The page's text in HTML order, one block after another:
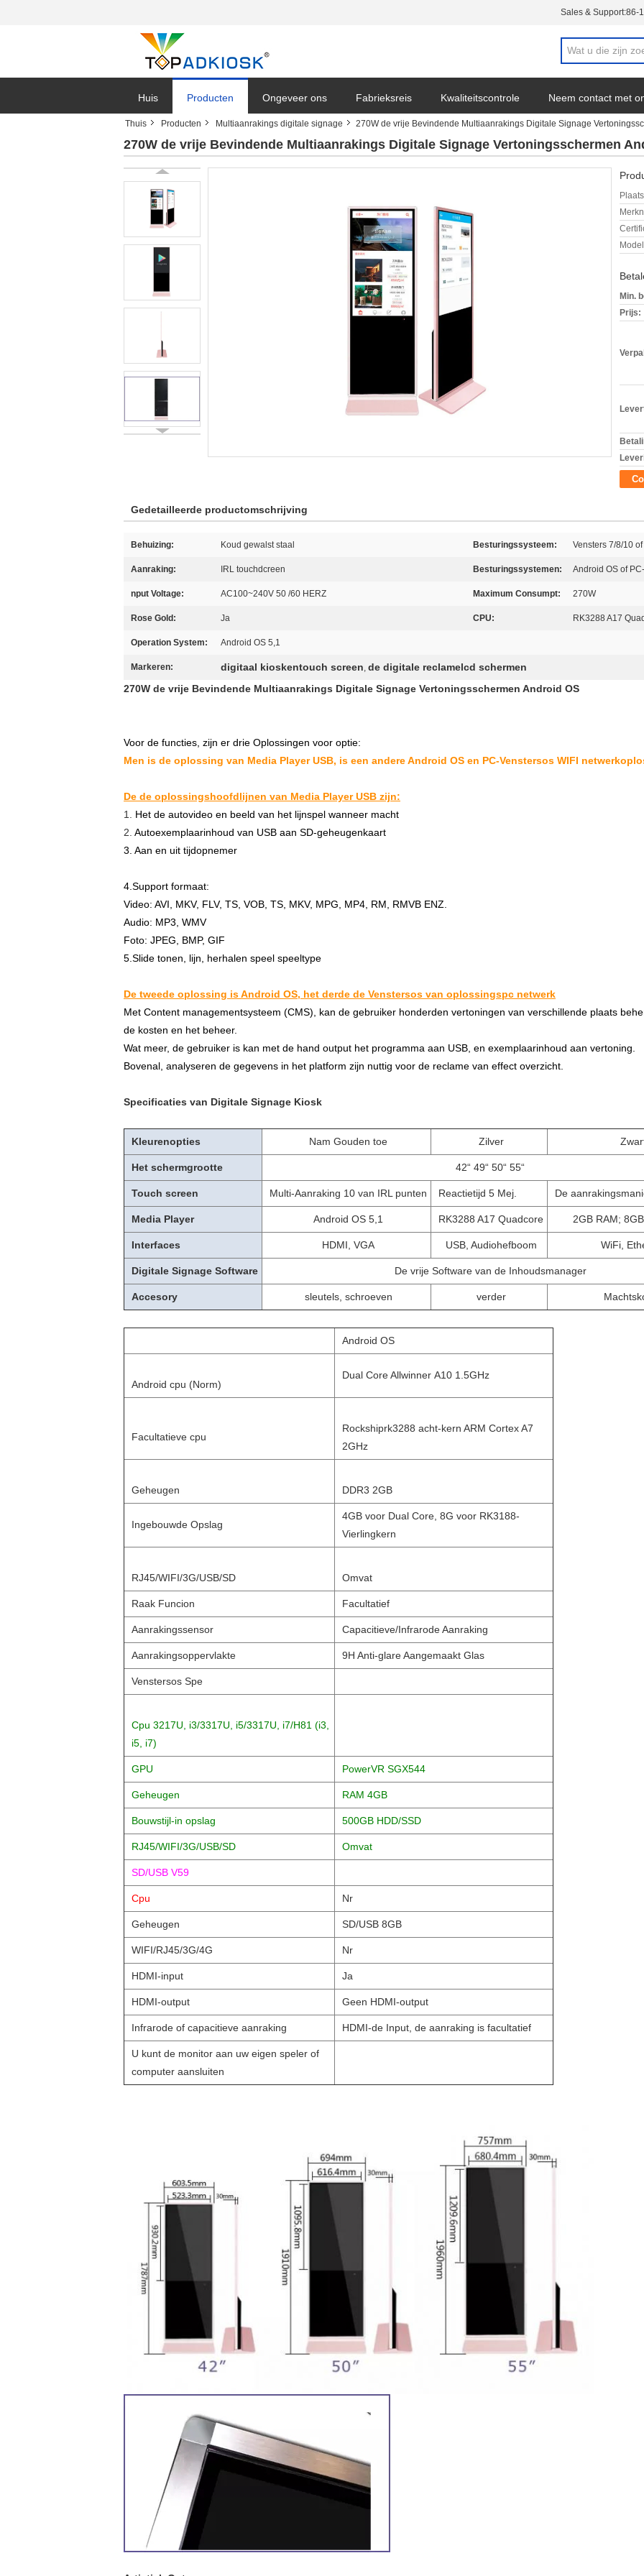
Sales & Support:86-
Huis Producten Ongeveer ons Fabrieksreis Kwaliteitscontrole Neem contact met
Thuis Producten Multiaanrakings digitale signage 270W de vrije Bevindende Multiaanrakings Digitale Signage
270W de vrije Bevindende Multiaanrakings Digitale Signage Vertoningsschermen
Min.
Prijs:
Gedetailleerde productomschrijving
Behuizing: Koud gewalst staal Besturingssysteem: Vensters 7/8/10
Aanraking: IRL touchdcreen Besturingssystemen: Android OS of
nput Voltage: AC100~240V 50 /60 HERZ Maximum Consumpt: 270W
Rose Gold: Ja CPU: RK3288 A17
Operation System: Android OS 5,1
Markeren: digitaal kioskentouch screen, de digitale reclamelcd schermen
270W de vrije Bevindende Multiaanrakings Digitale Signage Vertoningsschermen Android OS
Voor de functies, zijn er drie Oplossingen voor optie:
Men is de oplossing van Media Player USB, is een andere Android OS en PC-Venstersos WIFI
De de oplossingshoofdlijnen van Media Player USB zijn:
1. Het de autovideo en beeld van het lijnspel wanneer macht
2. Autoexemplaarinhoud van USB aan SD-geheugenkaart
3. Aan en uit tijdopnemer
4.Support formaat:
Video: AVI, MKV, FLV, TS, VOB, TS, MKV, MPG, MP4, RM, RMVB ENZ.
Audio: MP3, WMV
Foto: JPEG, BMP, GIF
5.Slide tonen, lijn, herhalen speel speeltype
De tweede oplossing is Android OS, het derde de Venstersos van oplossingspc netwerk
Met Content managementsysteem (CMS), kan de gebruiker honderden vertoningen van verschillende plaats
de kosten en het beheer.
Wat meer, de gebruiker is kan met de hand output het programma aan USB, en exemplaarinhoud aan vertoning.
Bovenal, analyseren de gegevens in het platform zijn nuttig voor de reclame van effect overzicht.
Specificaties van Digitale Signage Kiosk
Kleurenopties Nam Gouden toe Zilver
Het schermgrootte 42“ 49“ 50“ 55“
Touch screen Multi-Aanraking 10 van IRL punten Reactietijd 5 Mej. De
Media Player Android OS 5,1 RK3288 A17 Quadcore 2GB RAM;
Interfaces HDMI, VGA USB, Audiohefboom WiFi,
Digitale Signage Software De vrije Software van de Inhoudsmanager
Accesory sleutels, schroeven verder
Android OS
Android cpu (Norm)
Dual Core Allwinner A10 1.5GHz
Facultatieve cpu
Rockshiprk3288 acht-kern ARM Cortex A7
2GHz
Geheugen DDR3 2GB
Ingebouwde Opslag
4GB voor Dual Core, 8G voor RK3188-
Vierlingkern
RJ45/WIFI/3G/USB/SD Omvat
Raak Funcion Facultatief
Aanrakingssensor Capacitieve/Infrarode Aanraking
Aanrakingsoppervlakte 9H Anti-glare Aangemaakt Glas
Venstersos Spe
Cpu 3217U, i3/3317U, i5/3317U, i7/H81 (i3,
i5, i7)
GPU PowerVR SGX544
Geheugen RAM 4GB
Bouwstijl-in opslag 500GB HDD/SSD
RJ45/WIFI/3G/USB/SD Omvat
SD/USB V59
Cpu Nr
Geheugen SD/USB 8GB
WIFI/RJ45/3G/4G Nr
HDMI-input Ja
HDMI-output Geen HDMI-output
Infrarode of capacitieve aanraking HDMI-de Input, de aanraking is facultatief
U kunt de monitor aan uw eigen speler of
computer aansluiten